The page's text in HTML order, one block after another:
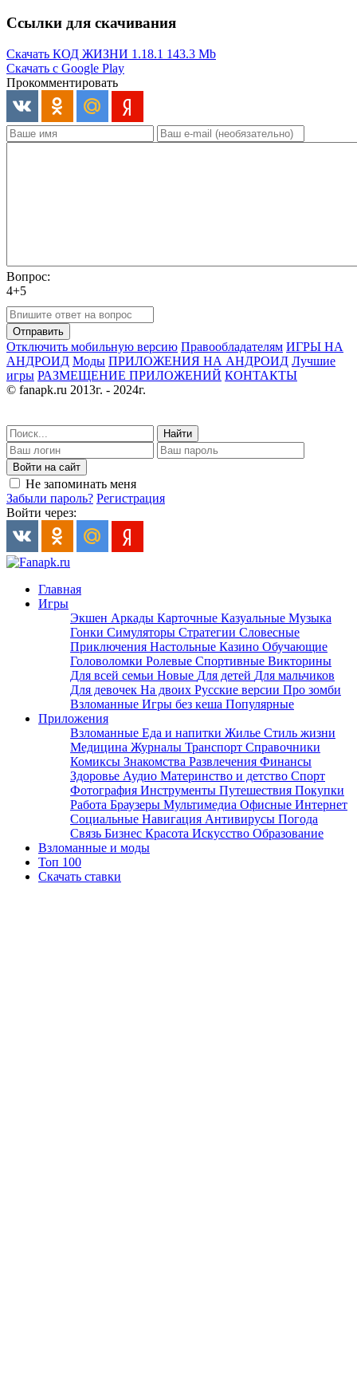
Ссылки для скачивания
Скачать КОД ЖИЗНИ 1.18.1 143.3 Mb
Скачать с Google Play
Прокомментировать
Вопрос:
4+5
Отправить
Отключить мобильную версию Правообладателям ИГРЫ НА
АНДРОИД Моды ПРИЛОЖЕНИЯ НА АНДРОИД Лучшие
игры РАЗМЕЩЕНИЕ ПРИЛОЖЕНИЙ КОНТАКТЫ
© fanapk.ru 2013г. - 2024г.
Найти
Войти на сайт
Не запоминать меня
Забыли пароль? Регистрация
Войти через:
Главная
Игры
Экшен Аркады Карточные Казуальные Музыка
Гонки Симуляторы Стратегии Словесные
Приключения Настольные Казино Обучающие
Головоломки Ролевые Спортивные Викторины
Для всей семьи Новые Для детей Для мальчиков
Для девочек На двоих Русские версии Про зомби
Взломанные Игры без кеша Популярные
Приложения
Взломанные Еда и напитки Жилье Стиль жизни
Медицина Журналы Транспорт Справочники
Комиксы Знакомства Развлечения Финансы
Здоровье Аудио Материнство и детство Спорт
Фотография Инструменты Путешествия Покупки
Работа Браузеры Мультимедиа Офисные Интернет
Социальные Навигация Антивирусы Погода
Связь Бизнес Красота Искусство Образование
Взломанные и моды
Топ 100
Скачать ставки